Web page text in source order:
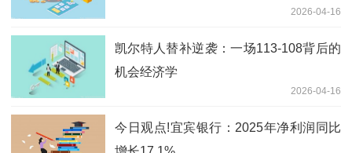
2026-04-16
凯尔特人替补逆袭：一场113-108背后的
机会经济学
2026-04-16
今日观点!宜宾银行：2025年净利润同比